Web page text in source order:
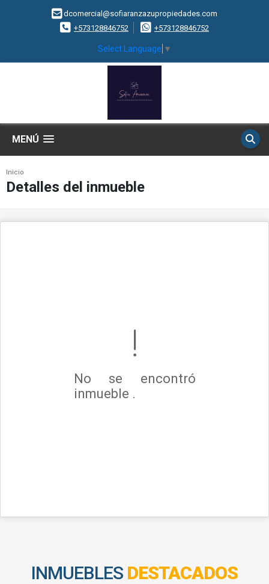
dcomercial@sofiaranzazupropiedades.com
+573128846752
+573128846752
Select Language ▼
MENÚ
Inicio
Detalles del inmueble
No se encontró
inmueble .
INMUEBLES DESTACADOS